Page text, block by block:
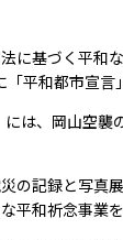
に基づく平和
平和都市宣言
は、岡山空襲
の記録と写真
平和祈念事業を